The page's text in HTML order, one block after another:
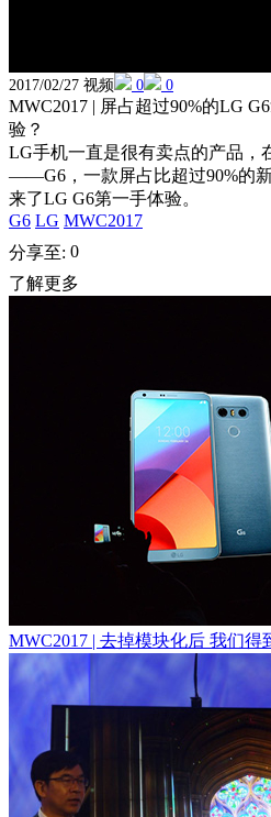
2017/02/27 视频 0 0
MWC2017 | 屏占超过90%的LG
验？
LG手机一直是很有卖点的产品，
——G6，一款屏占比超过90%的
来了LG G6第一手体验。
G6 LG MWC2017
分享至: 0
了解更多
MWC2017 | 去掉模块化后 我们